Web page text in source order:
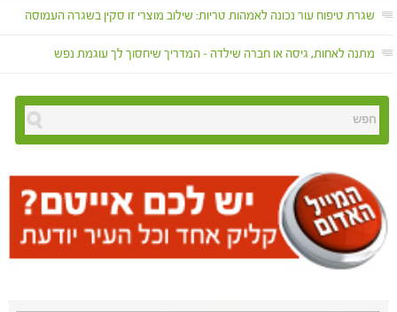
שגרת טיפוח עור נכונה לאמהות טריות: שילוב מוצרי זו סקין בשגרה העמוסה
מתנה לאחות, גיסה או חברה שילדה – המדריך שיחסוך לך עוגמת נפש